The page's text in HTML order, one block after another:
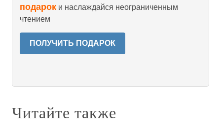
подарок и наслаждайся неограниченным
чтением
ПОЛУЧИТЬ ПОДАРОК
Читайте также